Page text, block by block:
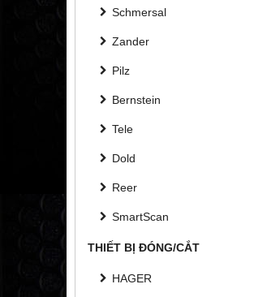
Schmersal
Zander
Pilz
Bernstein
Tele
Dold
Reer
SmartScan
THIẾT BỊ ĐÓNG/CẮT
HAGER